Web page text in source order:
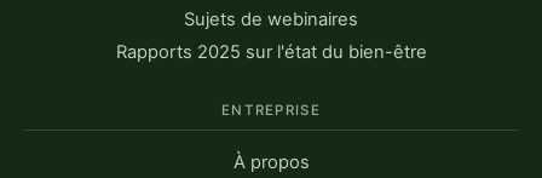
Sujets de webinaires
Rapports 2025 sur l'état du bien-être
ENTREPRISE
À propos